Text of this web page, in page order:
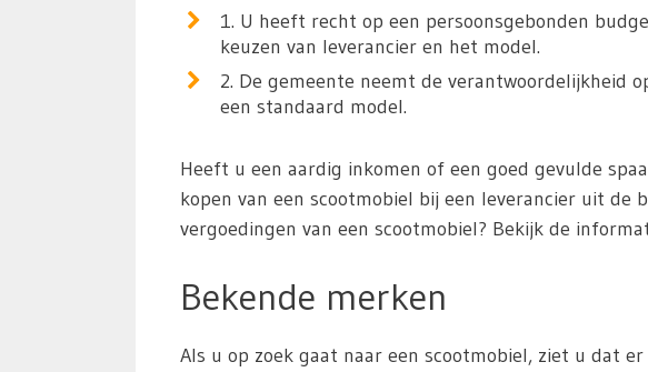
1. U heeft recht op een persoonsgebonden
keuzen van leverancier en het model.
2. De gemeente neemt de verantwoordelijkheid
een standaard model.
Heeft u een aardig inkomen of een goed gevulde
kopen van een scootmobiel bij een leverancier uit de
vergoedingen van een scootmobiel? Bekijk de
Bekende merken
Als u op zoek gaat naar een scootmobiel, ziet u dat